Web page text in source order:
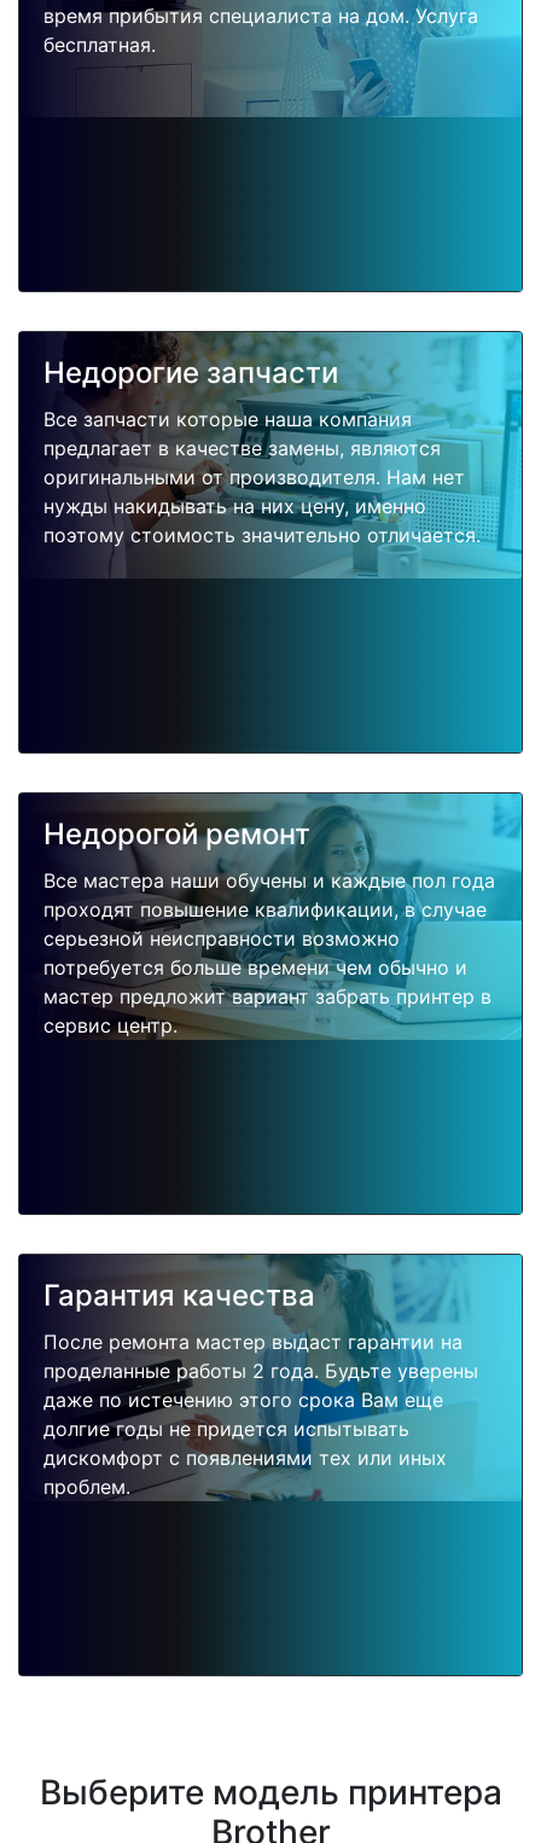
время прибытия специалиста на дом. Услуга
бесплатная.
Недорогие запчасти
Все запчасти которые наша компания
предлагает в качестве замены, являются
оригинальными от производителя. Нам нет
нужды накидывать на них цену, именно
поэтому стоимость значительно отличается.
Недорогой ремонт
Все мастера наши обучены и каждые пол года
проходят повышение квалификации, в случае
серьезной неисправности возможно
потребуется больше времени чем обычно и
мастер предложит вариант забрать принтер в
сервис центр.
Гарантия качества
После ремонта мастер выдаст гарантии на
проделанные работы 2 года. Будьте уверены
даже по истечению этого срока Вам еще
долгие годы не придется испытывать
дискомфорт с появлениями тех или иных
проблем.
Выберите модель принтера
Brother